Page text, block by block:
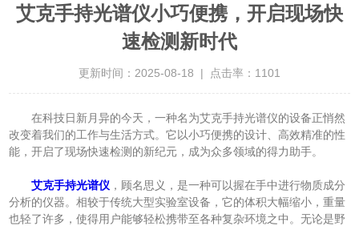
艾克手持光谱仪小巧便携，开启现场快
速检测新时代
更新时间：2025-08-18 | 点击率：1101
在科技日新月异的今天，一种名为艾克手持光谱仪的设备正悄然
改变着我们的工作与生活方式。它以小巧便携的设计、高效精准的性
能，开启了现场快速检测的新纪元，成为众多领域的得力助手。
艾克手持光谱仪 ，顾名思义，是一种可以握在手中进行物质成分
分析的仪器。相较于传统大型实验室设备，它的体积大幅缩小，重量
也轻了许多，使得用户能够轻松携带至各种复杂环境之中。无论是野